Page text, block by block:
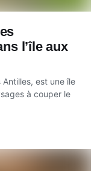
l’île aux
est une île
à couper le